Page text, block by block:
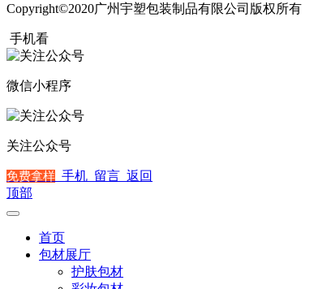
Copyright©2020广州宇塑包装制品有限公司版权所有
手机看
微信小程序
关注公众号
免费拿样 手机 留言 返回
顶部
首页
包材展厅
护肤包材